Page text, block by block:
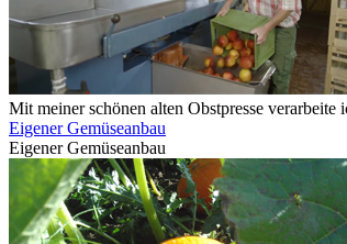
Mit meiner schönen alten Obstpresse
Eigener Gemüseanbau
Eigener Gemüseanbau